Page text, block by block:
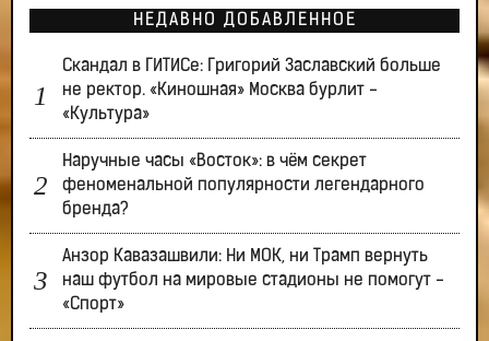
НЕДАВНО ДОБАВЛЕННОЕ
Скандал в ГИТИСе: Григорий Заславский больше
не ректор. «Киношная» Москва бурлит -
«Культура»
Наручные часы «Восток»: в чём секрет
феноменальной популярности легендарного
бренда?
Анзор Кавазашвили: Ни МОК, ни Трамп вернуть
наш футбол на мировые стадионы не помогут -
«Спорт»